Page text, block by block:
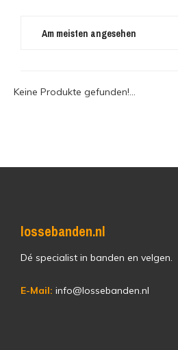
Am meisten angesehen
Keine Produkte gefunden!...
lossebanden.nl
Dé specialist in banden en velgen.
E-Mail: info@lossebanden.nl